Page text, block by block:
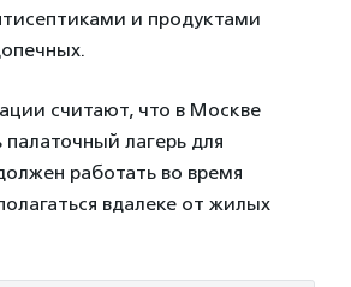
и продуктами
считают, что в Москве
палаточный лагерь для
работать во время
вдалеке от жилых